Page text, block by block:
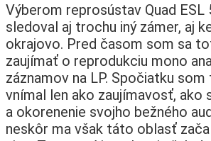
Výberom reprosústav Quad ESL
sledoval aj trochu iný zámer, aj
okrajovo. Pred časom som sa
zaujímať o reprodukciu mono
záznamov na LP. Spočiatku
vnímal len ako zaujímavosť, ako
a okorenenie svojho bežného
neskôr ma však táto oblasť